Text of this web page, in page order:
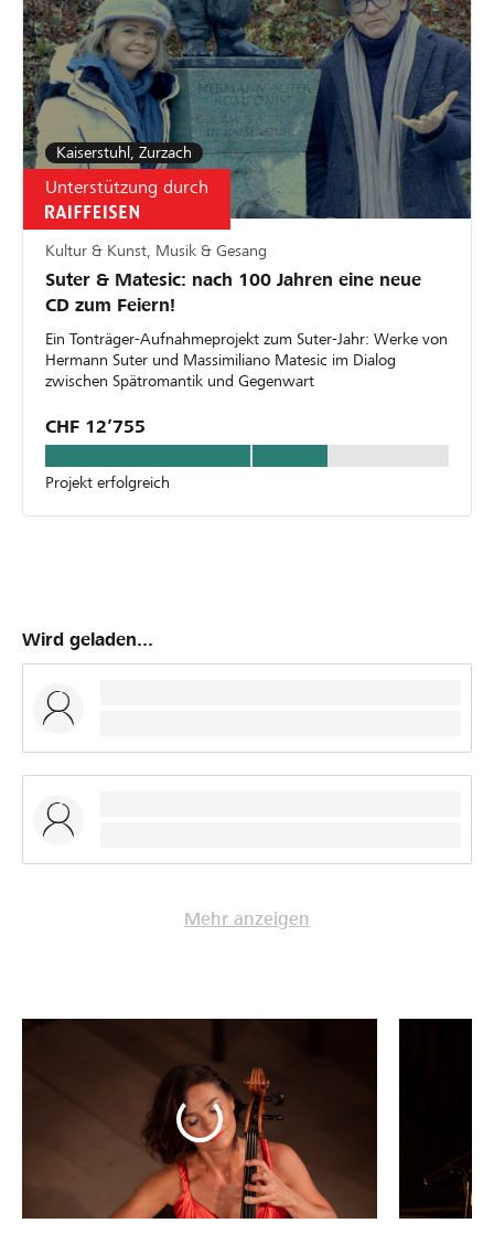
Kaiserstuhl, Zurzach
Unterstützung durch
Kultur & Kunst, Musik & Gesang
Suter & Matesic: nach 100 Jahren eine neue
CD zum Feiern!
Ein Tonträger-Aufnahmeprojekt zum Suter-Jahr: Werke von
Hermann Suter und Massimiliano Matesic im Dialog
zwischen Spätromantik und Gegenwart
CHF 12’755
Projekt erfolgreich
Wird geladen...
Mehr anzeigen